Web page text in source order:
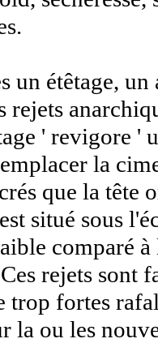
un étêtage,
rejets
' revigore '
la
que la tête
situé sous
comparé
rejets sont
trop fortes
la ou les